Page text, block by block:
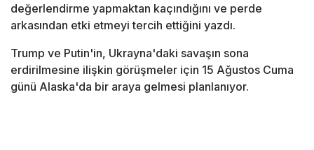
değerlendirme yapmaktan kaçındığını ve perde
arkasından etki etmeyi tercih ettiğini yazdı.
Trump ve Putin'in, Ukrayna'daki savaşın sona
erdirilmesine ilişkin görüşmeler için 15 Ağustos Cuma
günü Alaska'da bir araya gelmesi planlanıyor.